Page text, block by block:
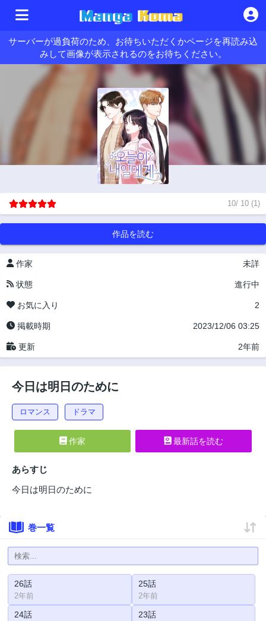
サーバーが過負荷のため、お待ちいただくかページを再読み込
みして画像が表示されるのをお待ちください。
10/ 10 (1)
作品を読む
作家 未詳
状態 進行中
お気に入り 2
掲載時期 2023/12/06 03:25
更新 2年前
今日は明日のために
ロマンス ドラマ
作家 最新話を読む
あらすじ
今日は明日のために
巻一覧
26話
2年前
25話
2年前
24話 23話